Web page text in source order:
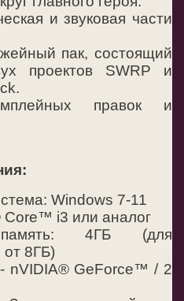
и звуковая части
пак, состоящий
проектов SWRP и
правок и
Windows 7-11
i3 или аналог
память: 4ГБ (для
8ГБ)
nVIDIA® GeForce™ / 2